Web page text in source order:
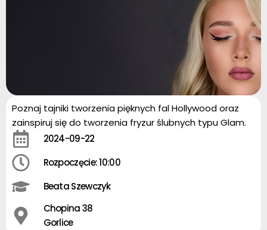
Poznaj tajniki tworzenia pięknych fal Hollywood oraz
zainspiruj się do tworzenia fryzur ślubnych typu Glam.
2024-09-22
Rozpoczęcie: 10:00
Beata Szewczyk
Chopina 38
Gorlice